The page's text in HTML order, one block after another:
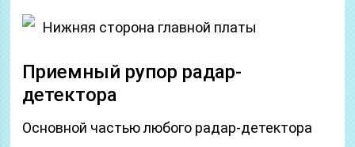
Нижняя сторона главной платы
Приемный рупор радар-
детектора
Основной частью любого радар-детектора